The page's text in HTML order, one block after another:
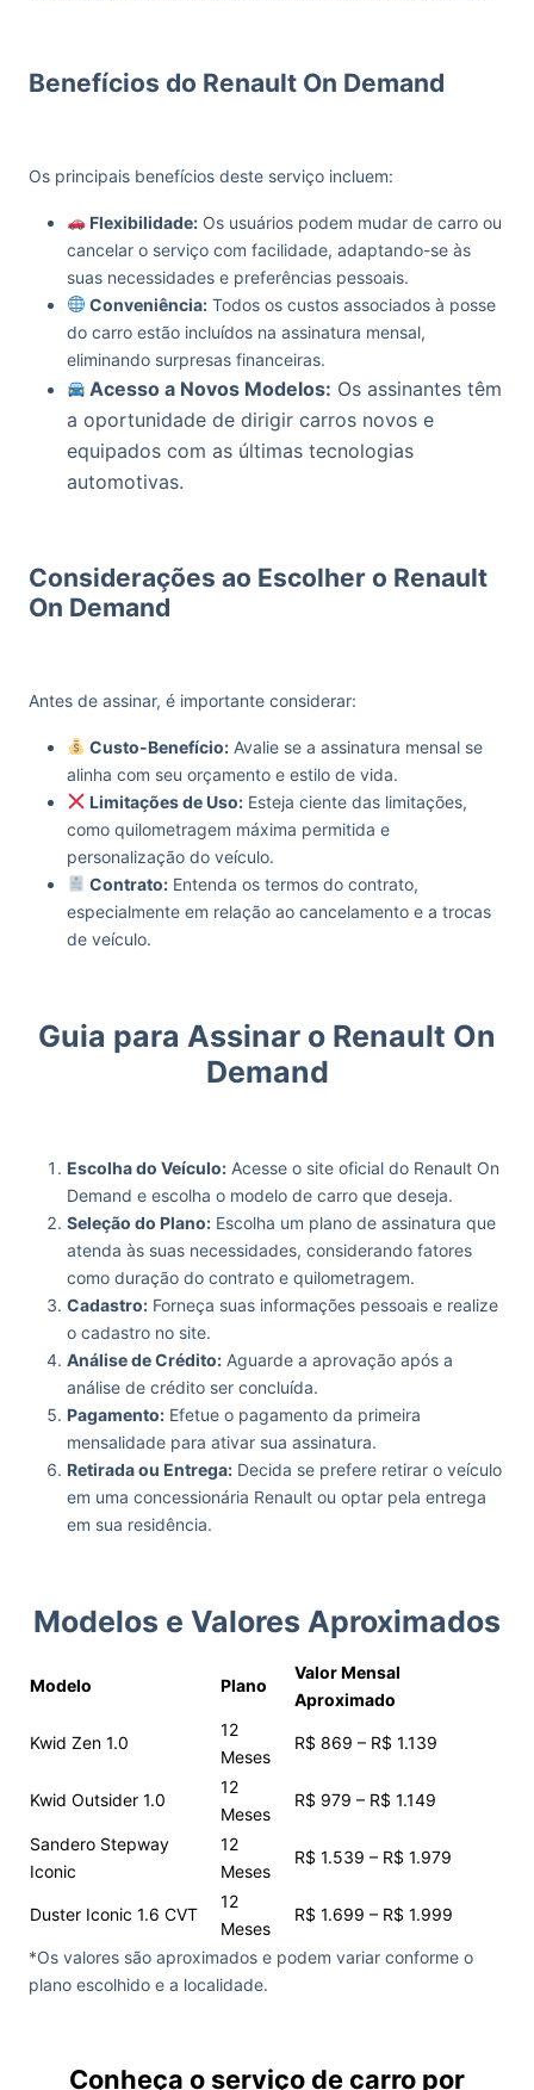
Benefícios do Renault On Demand
Os principais benefícios deste serviço incluem:
Flexibilidade:Os usuários podem mudar de carro ou
cancelar o serviço com facilidade, adaptando-se às
suas necessidades e preferências pessoais.
Conveniência:Todos os custos associados à posse
do carro estão incluídos na assinatura mensal,
eliminando surpresas financeiras.
Acesso a Novos Modelos: Os assinantes têm
a oportunidade de dirigir carros novos e
equipados com as últimas tecnologias
automotivas.
Considerações ao Escolher o Renault
On Demand
Antes de assinar, é importante considerar:
Custo-Benefício:Avalie se a assinatura mensal se
alinha com seu orçamento e estilo de vida.
Limitações de Uso:Esteja ciente das limitações,
como quilometragem máxima permitida e
personalização do veículo.
Contrato:Entenda os termos do contrato,
especialmente em relação ao cancelamento e a trocas
de veículo.
Guia para Assinar o Renault On
Demand
Escolha do Veículo: Acesse o site oficial do Renault On
Demand e escolha o modelo de carro que deseja.
Seleção do Plano: Escolha um plano de assinatura que
atenda às suas necessidades, considerando fatores
como duração do contrato e quilometragem.
Cadastro: Forneça suas informações pessoais e realize
o cadastro no site.
Análise de Crédito: Aguarde a aprovação após a
análise de crédito ser concluída.
Pagamento: Efetue o pagamento da primeira
mensalidade para ativar sua assinatura.
Retirada ou Entrega: Decida se prefere retirar o veículo
em uma concessionária Renault ou optar pela entrega
em sua residência.
Modelos e Valores Aproximados
Modelo Plano
Valor Mensal
Aproximado
Kwid Zen 1.0
12
Meses
R$ 869 – R$ 1.139
Kwid Outsider 1.0
12
Meses
R$ 979 – R$ 1.149
Sandero Stepway
Iconic
12
Meses
R$ 1.539 – R$ 1.979
Duster Iconic 1.6 CVT
12
Meses
R$ 1.699 – R$ 1.999
*Os valores são aproximados e podem variar conforme o
plano escolhido e a localidade.
Conheça o serviço de carro por